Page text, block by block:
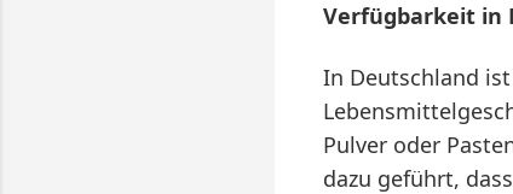
Verfügbarkeit in
In Deutschland
Pulver oder
dazu geführt,